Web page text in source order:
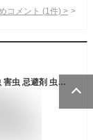
コメント (1 件) >
【楽天1位】カメムシシャット かめむし ムシ むし 虫 害虫 忌避剤 虫よけ 虫除け 春 【公式店】